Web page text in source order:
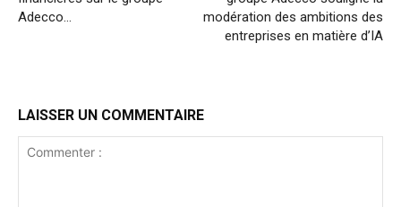
Adecco…
modération des ambitions des
entreprises en matière d’IA
LAISSER UN COMMENTAIRE